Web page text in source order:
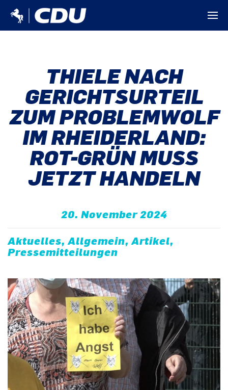
THIELE NACH
GERICHTSURTEIL
ZUM PROBLEMWOLF
IM RHEIDERLAND:
ROT-GRÜN MUSS
JETZT HANDELN
20. November 2024
Aktuelles, Allgemein, Artikel,
Pressemitteilungen